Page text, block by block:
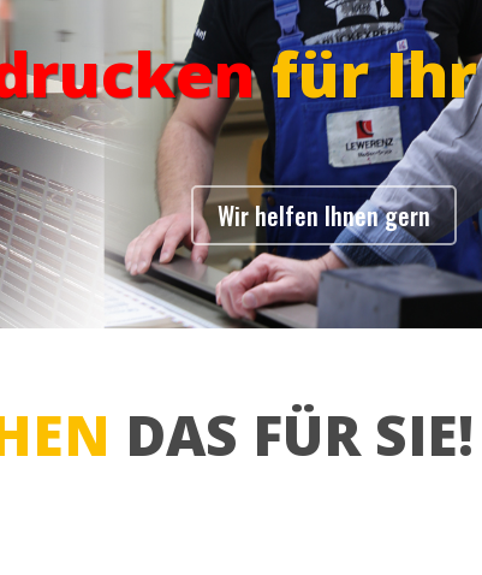
für Ihr
Wir helfen Ihnen gern
DAS FÜR